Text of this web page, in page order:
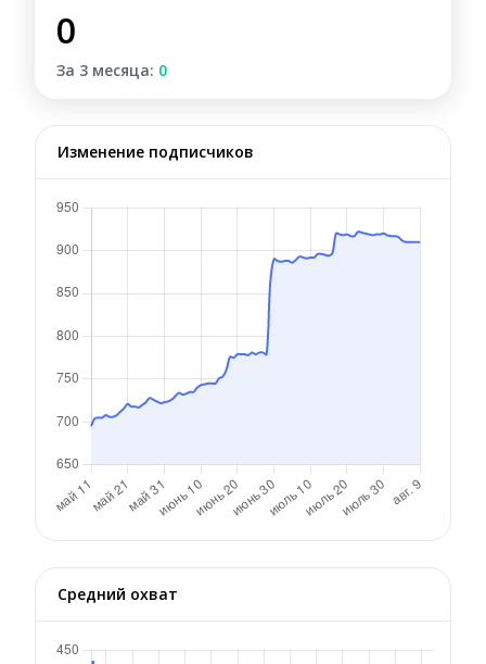
0
За 3 месяца: 0
Изменение подписчиков
Средний охват